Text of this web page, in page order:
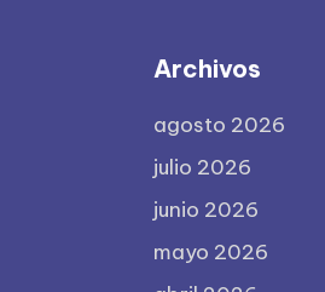
Archivos
agosto 2026
julio 2026
junio 2026
mayo 2026